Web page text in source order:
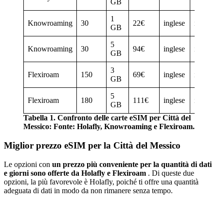
GB
Knowroaming 30
1
GB
22€ inglese iOS/
Knowroaming 30
5
GB
94€ inglese iOS/
Flexiroam 150
3
GB
69€ inglese iOS/
Flexiroam 180
5
GB
111€ inglese iOS/
Tabella 1. Confronto delle carte eSIM per Città del
Messico: Fonte: Holafly, Knowroaming e Flexiroam.
Miglior prezzo eSIM per la Città del Messico
Le opzioni con un prezzo più conveniente per la quantità di dati
e giorni sono offerte da Holafly e Flexiroam . Di queste due
opzioni, la più favorevole è Holafly, poiché ti offre una quantità
adeguata di dati in modo da non rimanere senza tempo.